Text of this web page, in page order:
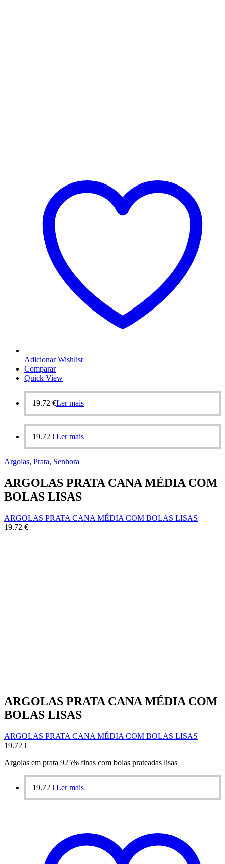
Adicionar Wishlist
Comparar
Quick View
19.72 €Ler mais
19.72 €Ler mais
Argolas, Prata, Senhora
ARGOLAS PRATA CANA MÉDIA COM
BOLAS LISAS
ARGOLAS PRATA CANA MÉDIA COM BOLAS LISAS
19.72 €
ARGOLAS PRATA CANA MÉDIA COM
BOLAS LISAS
ARGOLAS PRATA CANA MÉDIA COM BOLAS LISAS
19.72 €
Argolas em prata 925% finas com bolas prateadas lisas
19.72 €Ler mais